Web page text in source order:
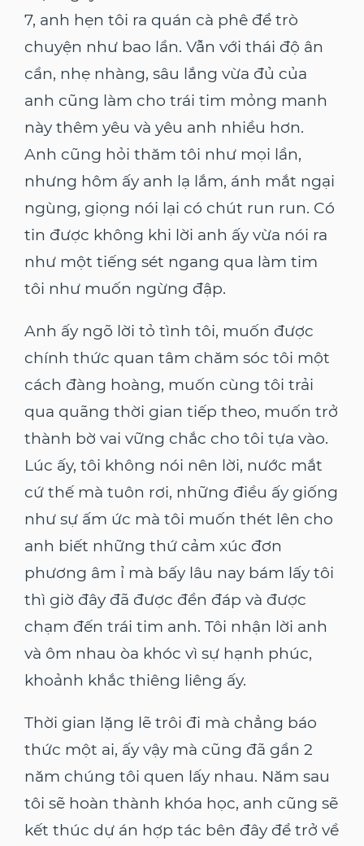
7, anh hẹn tôi ra quán cà phê để trò
chuyện như bao lần. Vẫn với thái độ ân
cần, nhẹ nhàng, sâu lắng vừa đủ của
anh cũng làm cho trái tim mỏng manh
này thêm yêu và yêu anh nhiều hơn.
Anh cũng hỏi thăm tôi như mọi lần,
nhưng hôm ấy anh lạ lắm, ánh mắt ngại
ngùng, giọng nói lại có chút run run. Có
tin được không khi lời anh ấy vừa nói ra
như một tiếng sét ngang qua làm tim
tôi như muốn ngừng đập.
Anh ấy ngõ lời tỏ tình tôi, muốn được
chính thức quan tâm chăm sóc tôi một
cách đàng hoàng, muốn cùng tôi trải
qua quãng thời gian tiếp theo, muốn trở
thành bờ vai vững chắc cho tôi tựa vào.
Lúc ấy, tôi không nói nên lời, nước mắt
cứ thế mà tuôn rơi, những điều ấy giống
như sự ấm ức mà tôi muốn thét lên cho
anh biết những thứ cảm xúc đơn
phương âm ỉ mà bấy lâu nay bám lấy tôi
thì giờ đây đã được đền đáp và được
chạm đến trái tim anh. Tôi nhận lời anh
và ôm nhau òa khóc vì sự hạnh phúc,
khoảnh khắc thiêng liêng ấy.
Thời gian lặng lẽ trôi đi mà chẳng báo
thức một ai, ấy vậy mà cũng đã gần 2
năm chúng tôi quen lấy nhau. Năm sau
tôi sẽ hoàn thành khóa học, anh cũng sẽ
kết thúc dự án hợp tác bên đây để trở về